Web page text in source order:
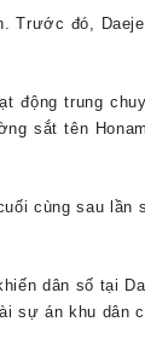
Trước đó,
động trung
sắt tên
cùng sau lần
dân số tại
sự án khu dân